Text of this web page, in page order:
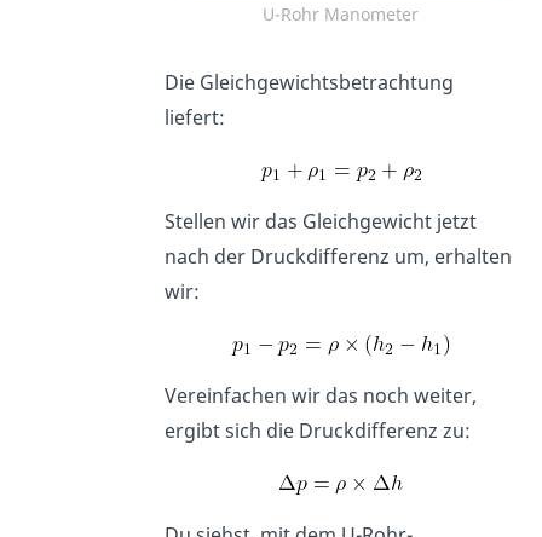
U-Rohr Manometer
Die Gleichgewichtsbetrachtung
liefert:
Stellen wir das Gleichgewicht jetzt
nach der Druckdifferenz um, erhalten
wir:
Vereinfachen wir das noch weiter,
ergibt sich die Druckdifferenz zu: